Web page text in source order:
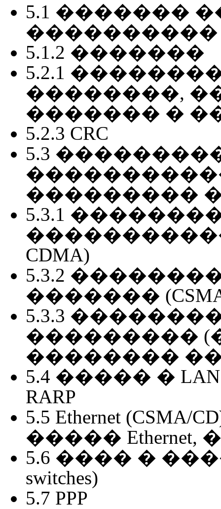
5.1 �������
5.1.2 �������
5.2.1 ��������
��������,
������� �
5.2.3 CRC
5.3
���������
5.3.1
�����������
CDMA)
5.3.2
�������
5.3.3 ���������
���������
��������
5.4 ����� � LAN
RARP
5.5 Ethernet
����� Ethernet,
5.6 ���� �
switches)
5.7 PPP